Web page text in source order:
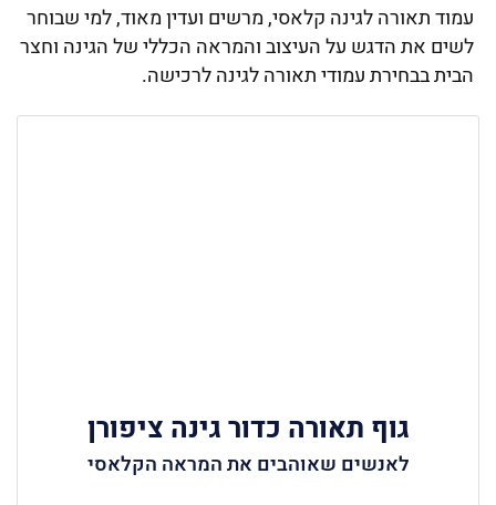
עמוד תאורה לגינה קלאסי, מרשים ועדין מאוד, למי שבוחר
לשים את הדגש על העיצוב והמראה הכללי של הגינה וחצר
הבית בבחירת עמודי תאורה לגינה לרכישה.
גוף תאורה כדור גינה ציפורן
לאנשים שאוהבים את המראה הקלאסי